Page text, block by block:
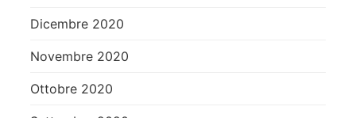
Dicembre 2020
Novembre 2020
Ottobre 2020